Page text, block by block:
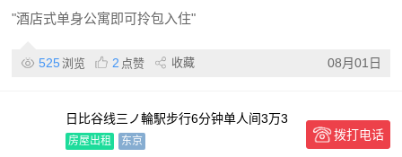
"酒店式单身公寓即可拎包入住"
525 浏览 2 点赞 收藏 08月01日
日比谷线三ノ輪駅步行6分钟单人间3万3
千房间电费不包其它包
房屋出租 东京 拨打电话